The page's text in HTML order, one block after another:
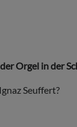
Orgel in der
Seuffert?